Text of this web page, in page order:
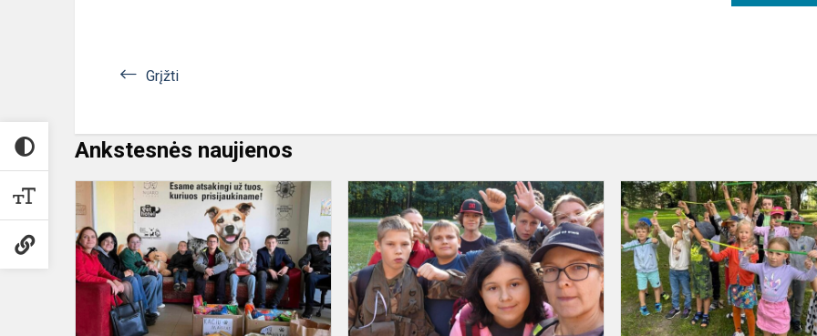
Grįžti
Ankstesnės naujienos
Pasaulinė
gyvūnų
diena!
Žygis
Pajūrio
regioniniame
parke